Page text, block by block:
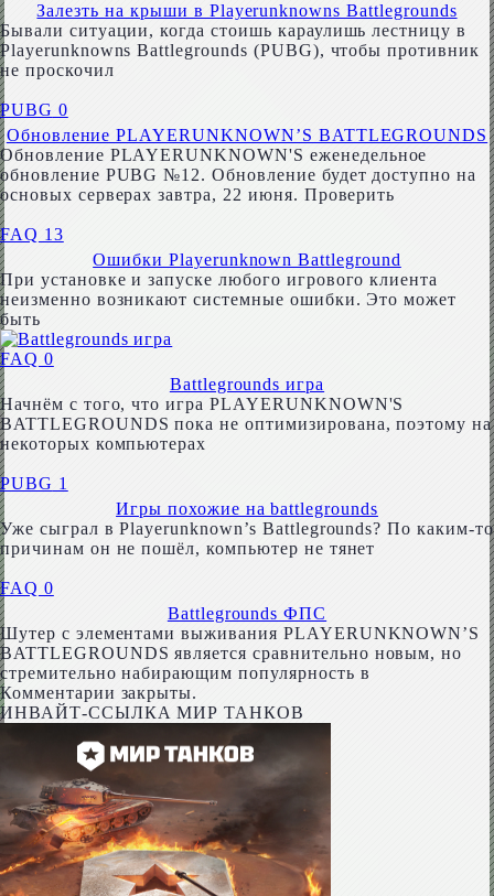
Залезть на крыши в Playerunknowns Battlegrounds
Бывали ситуации, когда стоишь караулишь лестницу в
Playerunknowns Battlegrounds (PUBG), чтобы противник
не проскочил
PUBG 0
Обновление PLAYERUNKNOWN’S BATTLEGROUNDS
Обновление PLAYERUNKNOWN'S еженедельное
обновление PUBG №12. Обновление будет доступно на
основых серверах завтра, 22 июня. Проверить
FAQ 13
Ошибки Playerunknown Battleground
При установке и запуске любого игрового клиента
неизменно возникают системные ошибки. Это может
быть
FAQ 0
Battlegrounds игра
Начнём с того, что игра PLAYERUNKNOWN'S
BATTLEGROUNDS пока не оптимизирована, поэтому на
некоторых компьютерах
PUBG 1
Игры похожие на battlegrounds
Уже сыграл в Playerunknown’s Battlegrounds? По каким-то
причинам он не пошёл, компьютер не тянет
FAQ 0
Battlegrounds ФПС
Шутер с элементами выживания PLAYERUNKNOWN’S
BATTLEGROUNDS является сравнительно новым, но
стремительно набирающим популярность в
Комментарии закрыты.
ИНВАЙТ-ССЫЛКА МИР ТАНКОВ